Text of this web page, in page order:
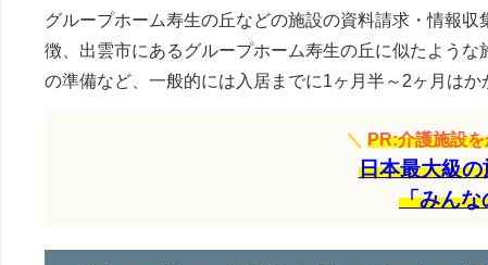
グループホーム寿生の丘などの施設の資料請求・情報
徴、出雲市にあるグループホーム寿生の丘に似たよう
の準備など、一般的には入居までに1ヶ月半～2ヶ月はか
＼ PR:介護施設
日本最大級
「みんな